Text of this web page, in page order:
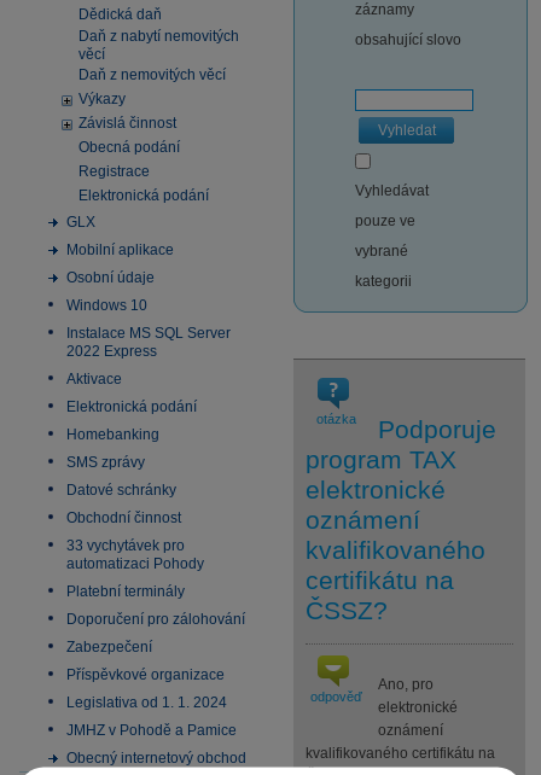
Dědická daň
Daň z nabytí nemovitých
věcí
Daň z nemovitých věcí
Výkazy
Závislá činnost
Obecná podání
Registrace
Elektronická podání
GLX
Mobilní aplikace
Osobní údaje
Windows 10
Instalace MS SQL Server
2022 Express
Aktivace
Elektronická podání
Homebanking
SMS zprávy
Datové schránky
Obchodní činnost
33 vychytávek pro
automatizaci Pohody
Platební terminály
Doporučení pro zálohování
Zabezpečení
Příspěvkové organizace
Legislativa od 1. 1. 2024
JMHZ v Pohodě a Pamice
Obecný internetový obchod
záznamy
obsahující slovo
Vyhledat
Vyhledávat
pouze ve
vybrané
kategorii
otázka
Podporuje
program TAX
elektronické
oznámení
kvalifikovaného
certifikátu na
ČSSZ?
odpověď
Ano, pro
elektronické
oznámení
kvalifikovaného certifikátu na